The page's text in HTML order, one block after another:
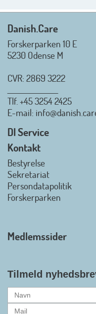
Mvh.
Danish.Care
hjælpemidler
Danish.Care
officielt kan
hjælpemidler
Danish.Care
Forskerparken 10 E
5230 Odense M
CVR: 2869 3222
Tlf.+45 3254 2425
E-mail:
DI Service
Kontakt
Bestyrelse
Sekretariat
Persondatapolitik
Forskerparken
Medlemssider
Tilmeld